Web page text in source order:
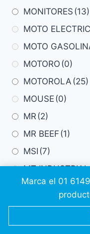
Marca el 01
MONITORES (13)
MOTO
MOTO
MOTORO (0)
MOTOROLA (25)
MOUSE (0)
MR(2)
MR BEEF (1)
MSI (7)
MT
MUEBLES CON
MULTITOP(12)